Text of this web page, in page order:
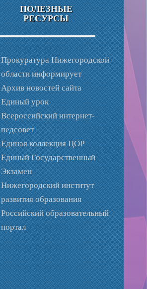
ПОЛЕЗНЫЕ
РЕСУРСЫ
Прокуратура Нижегородской
области информирует
Архив новостей сайта
Единый урок
Всероссийский интернет-
педсовет
Единая коллекция ЦОР
Единый Государственный
Экзамен
Нижегородский институт
развития образования
Российский образовательный
портал